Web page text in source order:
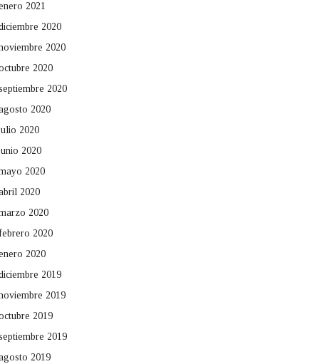
2021
2020
2020
2020
2020
2020
2020
2020
2020
2020
2020
2020
2020
2019
2019
2019
2019
2019